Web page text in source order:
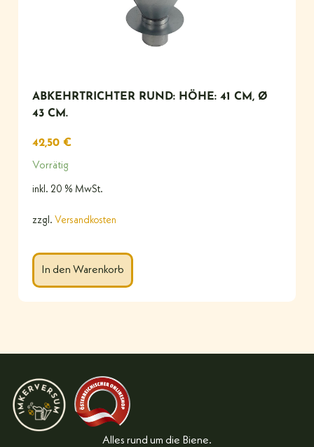
ABKEHRTRICHTER RUND: HÖHE: 41 CM, Ø
43 CM.
42,50 €
Vorrätig
inkl. 20 % MwSt.
zzgl. Versandkosten
In den Warenkorb
Alles rund um die Biene.